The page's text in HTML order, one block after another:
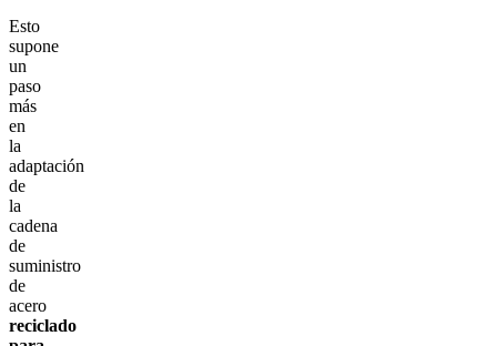
Esto
supone
un
paso
más
en
la
adaptación
de
la
cadena
de
suministro
de
acero
reciclado